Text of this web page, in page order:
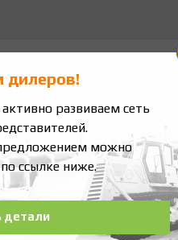
развиваем сеть
можно
ссылке ниже.
детали